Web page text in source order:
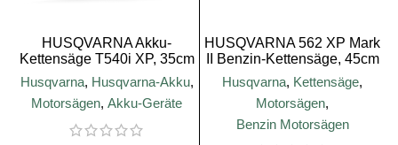
HUSQVARNA Akku-
Kettensäge T540i XP, 35cm
Schienenlänge
Husqvarna, Husqvarna-Akku,
Motorsägen, Akku-Geräte
HUSQVARNA 562 XP Mark
II Benzin-Kettensäge, 45cm
Husqvarna, Kettensäge,
Motorsägen,
Benzin Motorsägen